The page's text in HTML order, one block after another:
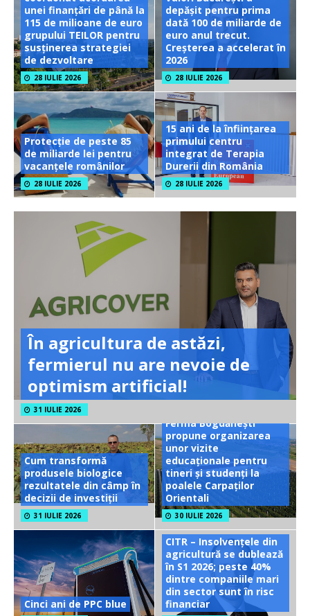
unei finanțări de până la
115 de milioane de euro
grupului TEILOR pentru
susținerea strategiei
de dezvoltare
28 IULIE 2026
depășit pentru prima
dată 100 de miliarde de
euro anul trecut.
Creșterea a accelerat în
2026
28 IULIE 2026
Protecție de peste 85
de miliarde lei pentru
vacanțele românilor
28 IULIE 2026
15 ani de la înființarea
primului centru
integrat de Terapia
Durerii din România
28 IULIE 2026
În agricultura de astăzi,
fermierul nu are nevoie de
optimism artificial!
31 IULIE 2026
Cum transformă
produsele biologice
rezultatele din câmp în
decizii de investiții
31 IULIE 2026
Ferma Bogdănești
propune organizarea
unor vizite
educaționale pentru
tineri și studenți la
poalele Carpaților
Orientali
30 IULIE 2026
Cinci ani de PPC blue
CITR – Insolvențele din
agricultură se dublează
în S1 2026; peste 40%
dintre companiile mari
din sector sunt în risc
financiar